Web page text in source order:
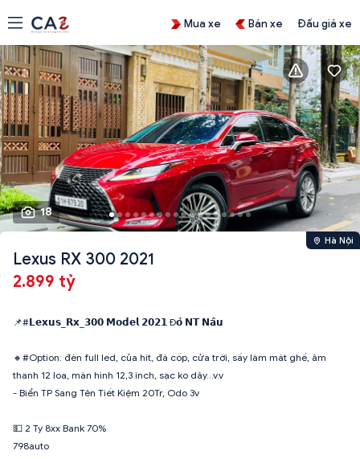
Mua xe Bán xe Đấu giá xe
18
Hà Nội
Lexus RX 300 2021
2.899 tỷ
📌#𝗟𝗲𝘅𝘂𝘀_𝗥𝘅_𝟯𝟬𝟬 𝗠𝗼𝗱𝗲𝗹 𝟮𝟬𝟮𝟭 Đ𝗼̉ 𝗡𝗧 𝗡𝗮̂𝘂
🔸#Option: đèn full led, của hít, đá cốp, cửa trời, sấy làm mát ghế, âm
thanh 12 loa, màn hình 12,3 inch, sạc ko dây…v.v
- Biển TP Sang Tên Tiết Kiệm 20Tr, Odo 3v
💵 2 Ty 8xx Bank 70%
798auto